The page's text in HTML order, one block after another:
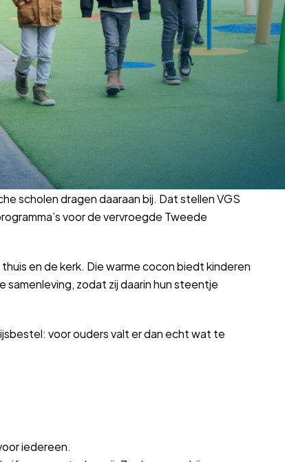
scholen dragen daaraan bij. Dat stellen VGS
voor de vervroegde Tweede
en de kerk. Die warme cocon biedt kinderen
zodat zij daarin hun steentje
voor ouders valt er dan echt wat te
iedereen.